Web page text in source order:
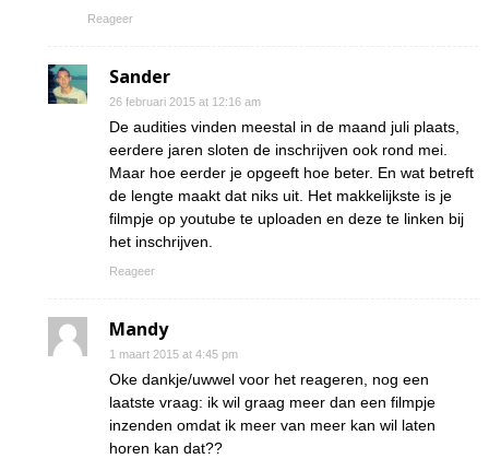
Reageer
Sander
26 februari 2015 at 12:16 am
De audities vinden meestal in de maand juli plaats,
eerdere jaren sloten de inschrijven ook rond mei.
Maar hoe eerder je opgeeft hoe beter. En wat betreft
de lengte maakt dat niks uit. Het makkelijkste is je
filmpje op youtube te uploaden en deze te linken bij
het inschrijven.
Reageer
Mandy
1 maart 2015 at 4:45 pm
Oke dankje/uwwel voor het reageren, nog een
laatste vraag: ik wil graag meer dan een filmpje
inzenden omdat ik meer van meer kan wil laten
horen kan dat??